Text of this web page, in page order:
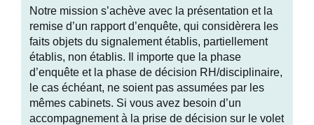
Notre mission s’achève avec la présentation et la
remise d’un rapport d’enquête, qui considèrera les
faits objets du signalement établis, partiellement
établis, non établis. Il importe que la phase
d’enquête et la phase de décision RH/disciplinaire,
le cas échéant, ne soient pas assumées par les
mêmes cabinets. Si vous avez besoin d’un
accompagnement à la prise de décision sur le volet